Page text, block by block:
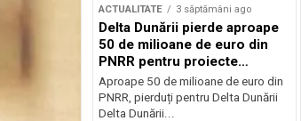
ACTUALITATE 3 săptămâni ago
Delta Dunării pierde aproape
50 de milioane de euro din
PNRR pentru proiecte
esențiale
Aproape 50 de milioane de euro din
PNRR, pierduți pentru Delta Dunării
Delta Dunării...